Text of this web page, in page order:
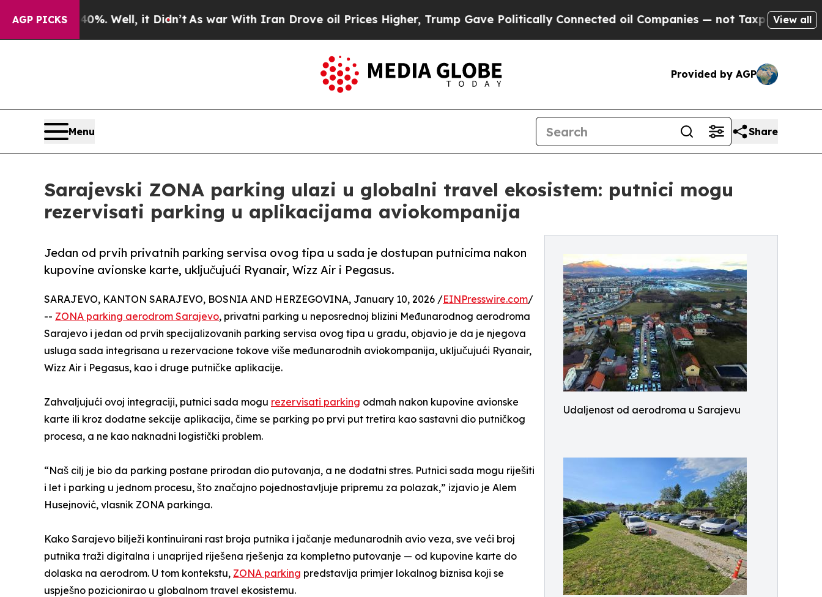
AGP PICKS
40%. Well, it Didn’tAs war With Iran Drove oil Prices Higher, Trump Gave Politically Connected oil Companies — not Taxpayers — the Chance
View all
Provided by AGP
Menu Share
Sarajevski ZONA parking ulazi u globalni travel ekosistem: putnici mogu
rezervisati parking u aplikacijama aviokompanija
Udaljenost od aerodroma u Sarajevu
Jedan od prvih privatnih parking servisa ovog tipa u sada je dostupan putnicima nakon
kupovine avionske karte, uključujući Ryanair, Wizz Air i Pegasus.
SARAJEVO, KANTON SARAJEVO, BOSNIA AND HERZEGOVINA, January 10, 2026 /EINPresswire.com/
-- ZONA parking aerodrom Sarajevo, privatni parking u neposrednoj blizini Međunarodnog aerodroma
Sarajevo i jedan od prvih specijalizovanih parking servisa ovog tipa u gradu, objavio je da je njegova
usluga sada integrisana u rezervacione tokove više međunarodnih aviokompanija, uključujući Ryanair,
Wizz Air i Pegasus, kao i druge putničke aplikacije.
Zahvaljujući ovoj integraciji, putnici sada mogu rezervisati parking odmah nakon kupovine avionske
karte ili kroz dodatne sekcije aplikacija, čime se parking po prvi put tretira kao sastavni dio putničkog
procesa, a ne kao naknadni logistički problem.
“Naš cilj je bio da parking postane prirodan dio putovanja, a ne dodatni stres. Putnici sada mogu riješiti
i let i parking u jednom procesu, što značajno pojednostavljuje pripremu za polazak,” izjavio je Alem
Husejnović, vlasnik ZONA parkinga.
Kako Sarajevo bilježi kontinuirani rast broja putnika i jačanje međunarodnih avio veza, sve veći broj
putnika traži digitalna i unaprijed riješena rješenja za kompletno putovanje — od kupovine karte do
dolaska na aerodrom. U tom kontekstu, ZONA parking predstavlja primjer lokalnog biznisa koji se
uspješno pozicionirao u globalnom travel ekosistemu.